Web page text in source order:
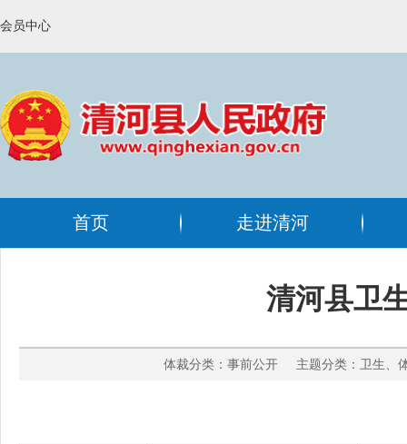
会员中心
首页 走进清河
清河县卫
体裁分类：事前公开 主题分类：卫